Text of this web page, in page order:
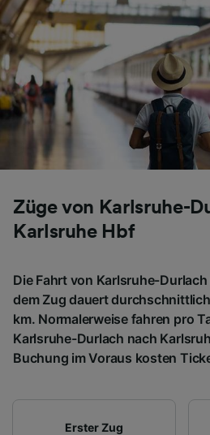
Züge von Karlsruhe-
Karlsruhe Hbf
Die Fahrt von Karlsruhe-
dem Zug dauert
km. Normalerweise fahren pro
Karlsruhe-Durlach nach
Buchung im Voraus kosten
Erster Zug